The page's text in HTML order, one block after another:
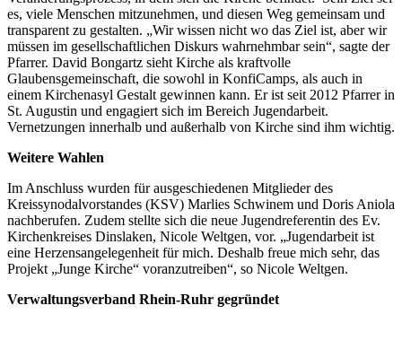
es, viele Menschen mitzunehmen, und diesen Weg gemeinsam und
transparent zu gestalten. „Wir wissen nicht wo das Ziel ist, aber wir
müssen im gesellschaftlichen Diskurs wahrnehmbar sein“, sagte der
Pfarrer. David Bongartz sieht Kirche als kraftvolle
Glaubensgemeinschaft, die sowohl in KonfiCamps, als auch in
einem Kirchenasyl Gestalt gewinnen kann. Er ist seit 2012 Pfarrer in
St. Augustin und engagiert sich im Bereich Jugendarbeit.
Vernetzungen innerhalb und außerhalb von Kirche sind ihm wichtig.
Weitere Wahlen
Im Anschluss wurden für ausgeschiedenen Mitglieder des
Kreissynodalvorstandes (KSV) Marlies Schwinem und Doris Aniola
nachberufen. Zudem stellte sich die neue Jugendreferentin des Ev.
Kirchenkreises Dinslaken, Nicole Weltgen, vor. „Jugendarbeit ist
eine Herzensangelegenheit für mich. Deshalb freue mich sehr, das
Projekt „Junge Kirche“ voranzutreiben“, so Nicole Weltgen.
Verwaltungsverband Rhein-Ruhr gegründet